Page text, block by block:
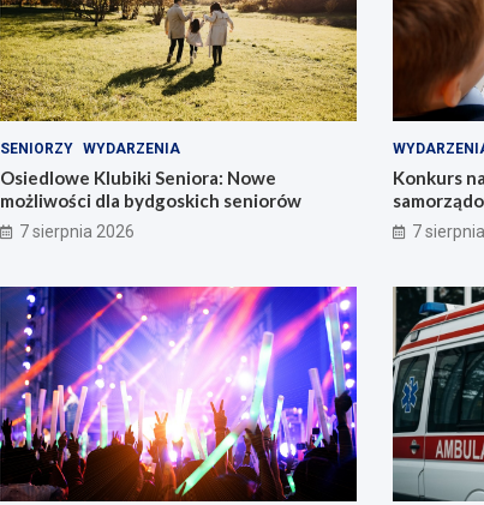
SENIORZY WYDARZENIA
Osiedlowe Klubiki Seniora: Nowe
możliwości dla bydgoskich seniorów
7 sierpnia 2026
Konkurs
już dziś!
7